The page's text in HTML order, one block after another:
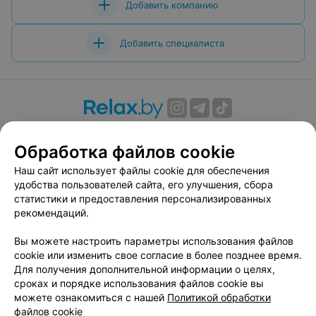
Добавить компанию
Добавить специалиста
Вакансии
Публичный договор
Способы оплаты
Публичный договор по использованию сервиса
«Афиша»
Пользовательское соглашение
Связаться по вопросам сотрудничества
Написать руководителю relax.by
Персональные настройки cookie
Обработка персональных данных
Обработка файлов cookie
Наш сайт использует файлы cookie для обеспечения
удобства пользователей сайта, его улучшения, сбора
статистики и предоставления персонализированных
рекомендаций.
Вы можете настроить параметры использования файлов
cookie или изменить свое согласие в более позднее время.
Для получения дополнительной информации о целях,
сроках и порядке использования файлов cookie вы
можете ознакомиться с нашей Политикой обработки
файлов cookie